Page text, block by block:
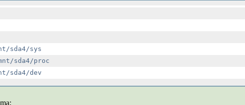
sda4/sys
sda4/proc